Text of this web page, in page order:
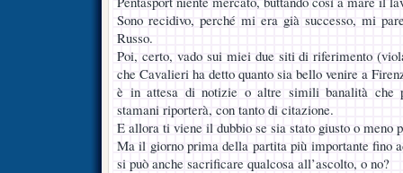
Sono recidivo, perché mi era già successo, mi
Russo.
Poi, certo, vado sui miei due siti di riferimento
che Cavalieri ha detto quanto sia bello venire a
è in attesa di notizie o altre simili banalità che
stamani riporterà, con tanto di citazione.
E allora ti viene il dubbio se sia stato giusto o meno
Ma il giorno prima della partita più importante fino
si può anche sacrificare qualcosa all’ascolto, o no?